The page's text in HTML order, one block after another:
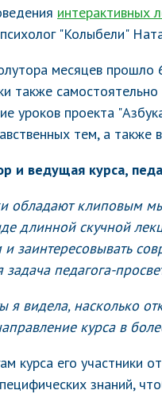
интерактивных
"Колыбели"
месяцев
также
уроков проекта
тем, а
и ведущая курса,
обладают клиповым
длинной скучной
заинтересовывать
задача педагога-
я видела, насколько
курса в
курса его участники
знаний,